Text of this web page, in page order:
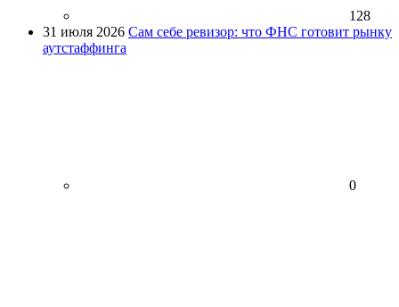
128
31 июля 2026 Сам себе ревизор: что ФНС готовит рынку
аутстаффинга
0